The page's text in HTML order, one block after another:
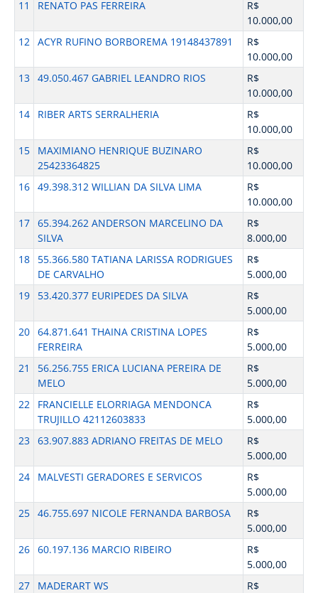
11 RENATO PAS FERREIRA
R$
10.000,00
12 ACYR RUFINO BORBOREMA 19148437891
R$
10.000,00
13 49.050.467 GABRIEL LEANDRO RIOS
R$
10.000,00
14
RIBER ARTS SERRALHERIA
R$
10.000,00
15
MAXIMIANO HENRIQUE BUZINARO
25423364825
R$
10.000,00
16 49.398.312 WILLIAN DA SILVA LIMA
R$
10.000,00
17 65.394.262 ANDERSON MARCELINO DA
SILVA
R$
8.000,00
18
55.366.580 TATIANA LARISSA RODRIGUES
DE CARVALHO
R$
5.000,00
19
53.420.377 EURIPEDES DA SILVA
R$
5.000,00
20 64.871.641 THAINA CRISTINA LOPES
FERREIRA
R$
5.000,00
21
56.256.755 ERICA LUCIANA PEREIRA DE
MELO
R$
5.000,00
22
FRANCIELLE ELORRIAGA MENDONCA
TRUJILLO 42112603833
R$
5.000,00
23 63.907.883 ADRIANO FREITAS DE MELO
R$
5.000,00
24
MALVESTI GERADORES E SERVICOS
R$
5.000,00
25 46.755.697 NICOLE FERNANDA BARBOSA
R$
5.000,00
26 60.197.136 MARCIO RIBEIRO
R$
5.000,00
27
MADERART WS
R$